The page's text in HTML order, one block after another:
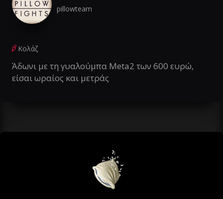
pillowteam
Κολάζ
Άδωνι με τη γυαλούμπα Meta2 των 600 ευρώ,
είσαι ωραίος και μετράς